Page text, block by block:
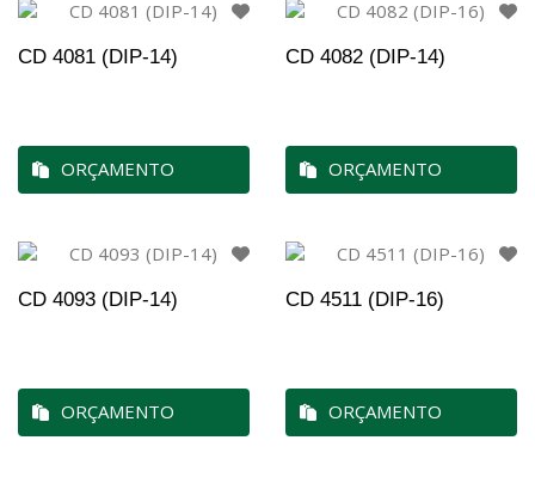
CD 4081 (DIP-14)
ORÇAMENTO
CD 4082 (DIP-14)
ORÇAMENTO
CD 4093 (DIP-14)
ORÇAMENTO
CD 4511 (DIP-16)
ORÇAMENTO